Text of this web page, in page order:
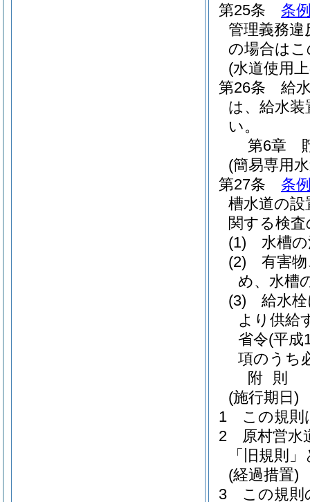
第25条
条
管理義務
の場合は
(水道使用
第26条
給
は、給水
い。
第6章
(簡易専用
第27条
条
槽水道の設
関する検
(1)
水槽
(2)
有害
め、水槽
(3)
給水
より供給
省令(平成
項のうち
附 則
(施行期日)
1
この規則
2
原村営水
「旧規則
(経過措置)
3
この規則